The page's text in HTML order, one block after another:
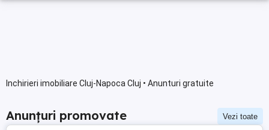
Inchirieri imobiliare Cluj-Napoca Cluj • Anunturi gratuite
Anunțuri promovate Vezi toate